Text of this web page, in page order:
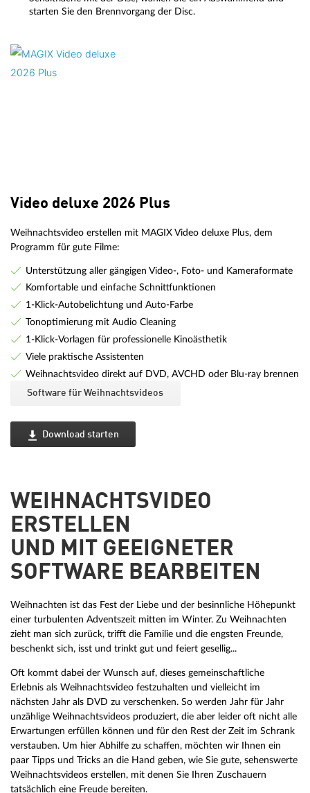
starten Sie den Brennvorgang der Disc.
Video deluxe 2026 Plus
Weihnachtsvideo erstellen mit MAGIX Video deluxe Plus, dem
Programm für gute Filme:
Unterstützung aller gängigen Video-, Foto- und Kameraformate
Komfortable und einfache Schnittfunktionen
1-Klick-Autobelichtung und Auto-Farbe
Tonoptimierung mit Audio Cleaning
1-Klick-Vorlagen für professionelle Kinoästhetik
Viele praktische Assistenten
Weihnachtsvideo direkt auf DVD, AVCHD oder Blu-ray brennen
Software für Weihnachtsvideos
Download starten
WEIHNACHTSVIDEO
ERSTELLEN
UND MIT GEEIGNETER
SOFTWARE BEARBEITEN
Weihnachten ist das Fest der Liebe und der besinnliche Höhepunkt
einer turbulenten Adventszeit mitten im Winter. Zu Weihnachten
zieht man sich zurück, trifft die Familie und die engsten Freunde,
beschenkt sich, isst und trinkt gut und feiert gesellig...
Oft kommt dabei der Wunsch auf, dieses gemeinschaftliche
Erlebnis als Weihnachtsvideo festzuhalten und vielleicht im
nächsten Jahr als DVD zu verschenken. So werden Jahr für Jahr
unzählige Weihnachtsvideos produziert, die aber leider oft nicht alle
Erwartungen erfüllen können und für den Rest der Zeit im Schrank
verstauben. Um hier Abhilfe zu schaffen, möchten wir Ihnen ein
paar Tipps und Tricks an die Hand geben, wie Sie gute, sehenswerte
Weihnachtsvideos erstellen, mit denen Sie Ihren Zuschauern
tatsächlich eine Freude bereiten.